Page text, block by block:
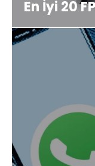
En İyi 20